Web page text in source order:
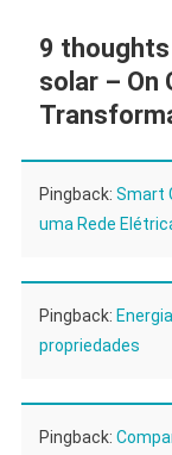
9 thoughts
solar – On
Pingback: Smart
uma Rede
Pingback:
propriedades
Pingback: